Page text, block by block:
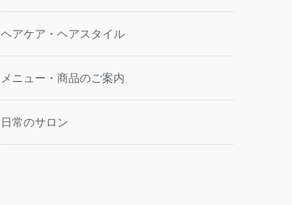
ヘアケア・ヘアスタイル
メニュー・商品のご案内
日常のサロン